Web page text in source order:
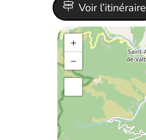
Voir l’itinéraire
+
−